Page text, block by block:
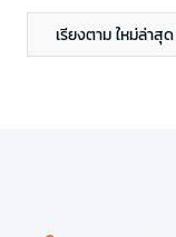
เรียงตาม ใหม่ล่าสุด